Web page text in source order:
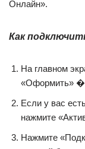
Онлайн».
Как
На главном
«Оформить»
Если у вас
нажмите
Нажмите